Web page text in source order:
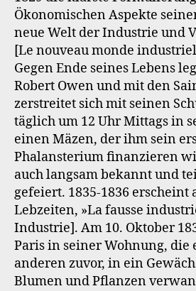
Ökonomischen Aspekte
neue Welt der Industrie und
[Le nouveau monde
Gegen Ende seines Lebens
Robert Owen und mit den
zerstreitet sich mit seinen
täglich um 12 Uhr Mittags in
einen Mäzen, der ihm sein
Phalansterium finanzieren
auch langsam bekannt und
gefeiert. 1835-1836 erscheint
Lebzeiten, »La fausse
Industrie]. Am 10. Oktober
Paris in seiner Wohnung, die
anderen zuvor, in ein
Blumen und Pflanzen